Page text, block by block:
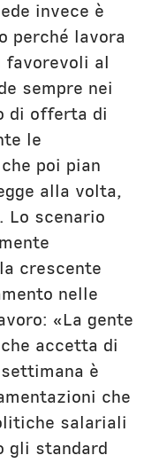
invece è
perché lavora
favorevoli al
sempre nei
di offerta di
le
poi pian
alla volta,
Lo scenario
crescente
nelle
«La gente
accetta di
è
che
salariali
gli standard